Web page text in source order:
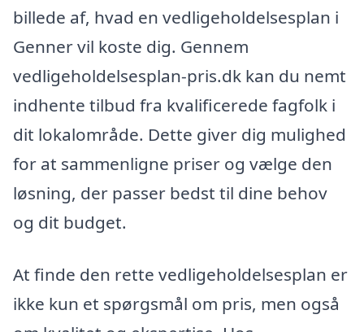
billede af, hvad en vedligeholdelsesplan i
Genner vil koste dig. Gennem
vedligeholdelsesplan-pris.dk kan du nemt
indhente tilbud fra kvalificerede fagfolk i
dit lokalområde. Dette giver dig mulighed
for at sammenligne priser og vælge den
løsning, der passer bedst til dine behov
og dit budget.
At finde den rette vedligeholdelsesplan er
ikke kun et spørgsmål om pris, men også